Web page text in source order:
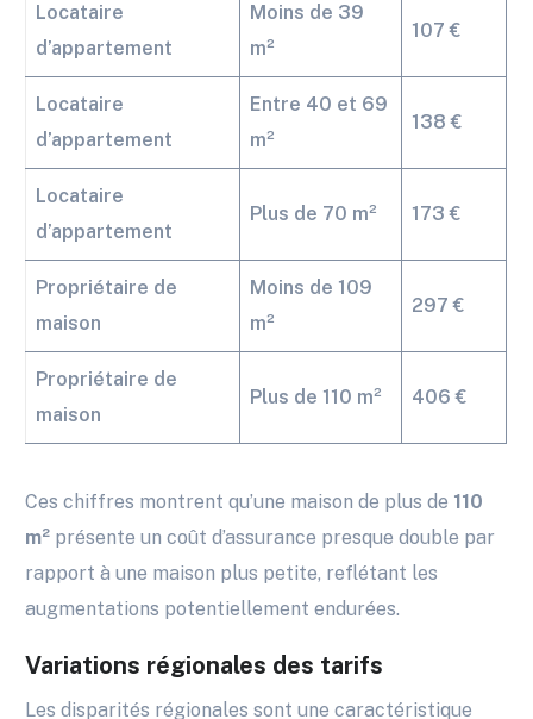
Locataire
d’appartement
Moins de 39
m²
107 €
Locataire
d’appartement
Entre 40 et 69
m²
138 €
Locataire
d’appartement
Plus de 70 m² 173 €
Propriétaire de
maison
Moins de 109
m²
297 €
Propriétaire de
maison
Plus de 110 m² 406 €
Ces chiffres montrent qu’une maison de plus de 110
m² présente un coût d’assurance presque double par
rapport à une maison plus petite, reflétant les
augmentations potentiellement endurées.
Variations régionales des tarifs
Les disparités régionales sont une caractéristique